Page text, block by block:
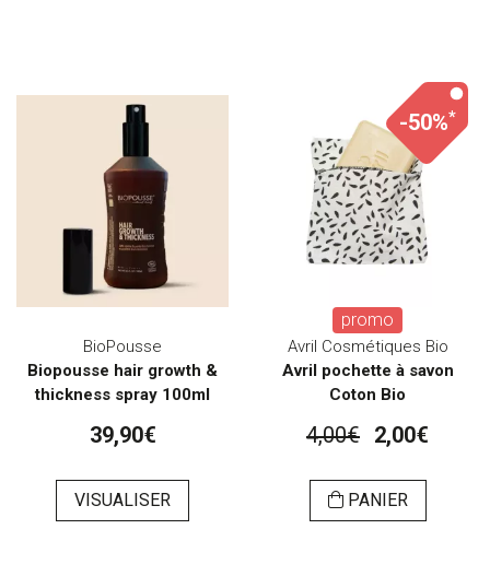
BioPousse
Biopousse hair growth &
thickness spray 100ml
39,90€
VISUALISER
-50%*
promo
Avril Cosmétiques Bio
Avril pochette à savon
Coton Bio
4,00€ 2,00€
PANIER